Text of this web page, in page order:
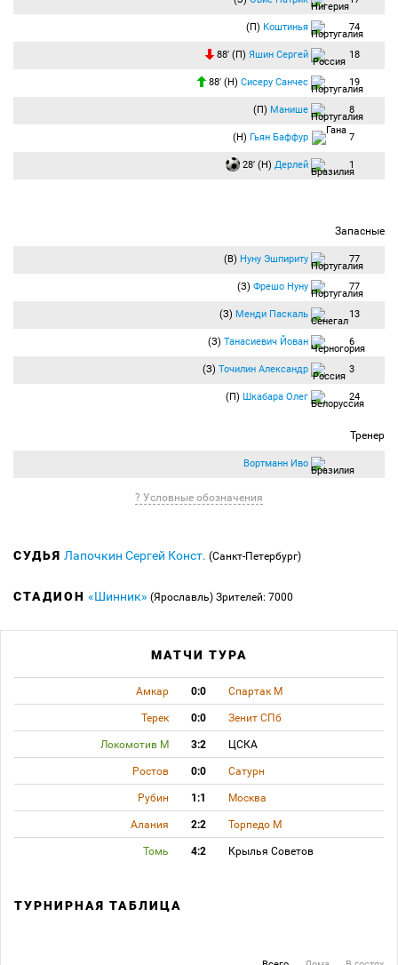
(П) Коштинья 74
88′ (П) Яшин Сергей 18
88′ (Н) Сисеру Санчес 19
(П) Манише 8
(Н) Гьян Баффур 7
28′ (Н) Дерлей 1
Запасные
(В) Нуну Эшпириту 77
(З) Фрешо Нуну 77
(З) Менди Паскаль 13
(З) Танасиевич Йован 6
(З) Точилин Александр 3
(П) Шкабара Олег 24
Тренер
Вортманн Иво
? Условные обозначения
СУДЬЯ Лапочкин Сергей Конст. (Санкт-Петербург)
СТАДИОН «Шинник» (Ярославль) Зрителей: 7000
МАТЧИ ТУРА
Амкар 0:0 Спартак М
Терек 0:0 Зенит СПб
Локомотив М 3:2 ЦСКА
Ростов 0:0 Сатурн
Рубин 1:1 Москва
Алания 2:2 Торпедо М
Томь 4:2 Крылья Советов
ТУРНИРНАЯ ТАБЛИЦА